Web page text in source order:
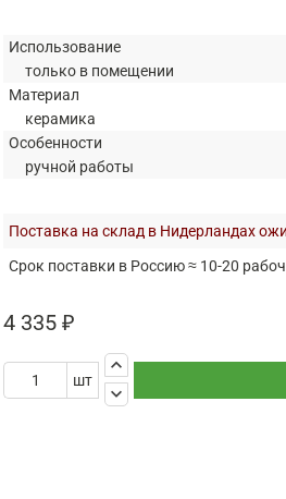
Использование
только в помещении
Материал
керамика
Особенности
ручной работы
Поставка на склад в Нидерландах
Срок поставки в Россию ≈ 10-20
4 335 ₽
шт
keyboard_arrow_up
keyboard_arrow_down